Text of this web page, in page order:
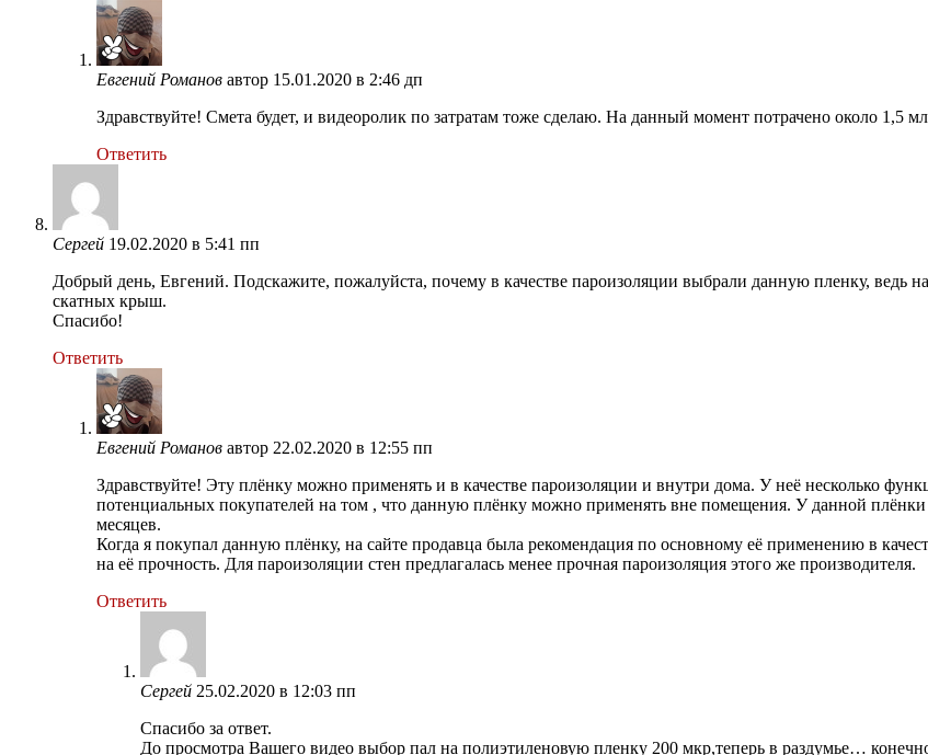
Евгений Романов автор 15.01.2020 в 2:46 дп
Здравствуйте! Смета будет, и видеоролик по затратам тоже сделаю. На данный момент потрачено около 1,5
Ответить
Сергей 19.02.2020 в 5:41 пп
Добрый день, Евгений. Подскажите, пожалуйста, почему в качестве пароизоляции выбрали данную пленку, ведь
скатных крыш.
Спасибо!
Ответить
Евгений Романов автор 22.02.2020 в 12:55 пп
Здравствуйте! Эту плёнку можно применять и в качестве пароизоляции и внутри дома. У неё несколько
потенциальных покупателей на том , что данную плёнку можно применять вне помещения. У данной
месяцев.
Когда я покупал данную плёнку, на сайте продавца была рекомендация по основному её применению в
на её прочность. Для пароизоляции стен предлагалась менее прочная пароизоляция этого же производителя.
Ответить
Сергей 25.02.2020 в 12:03 пп
Спасибо за ответ.
До просмотра Вашего видео выбор пал на полиэтиленовую пленку 200 мкр,теперь в раздумье…